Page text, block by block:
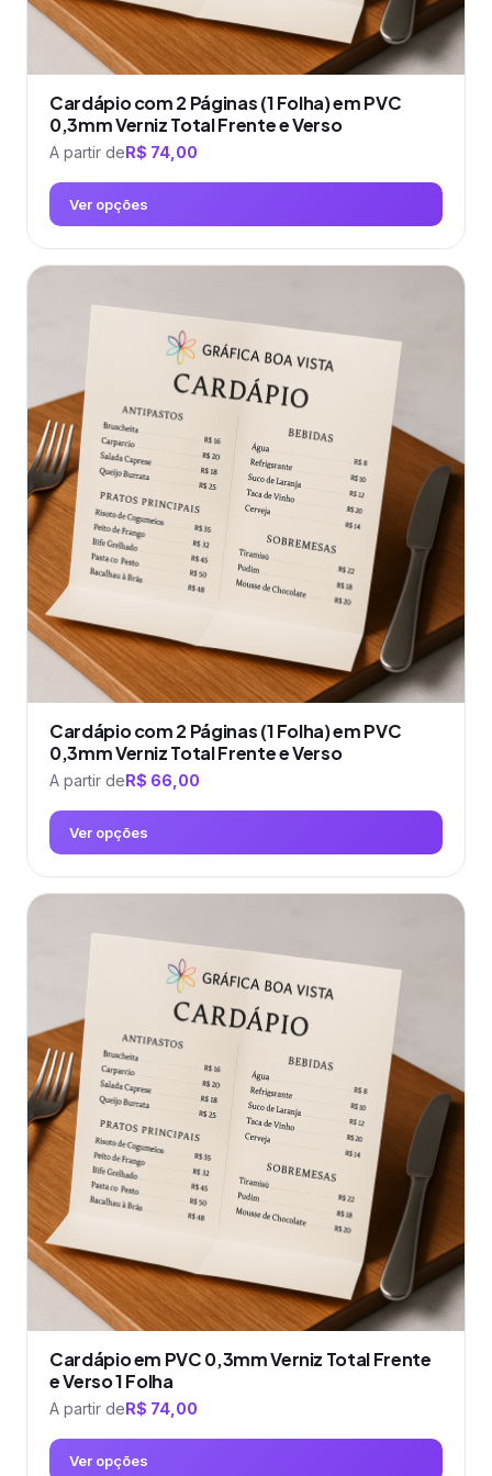
Cardápio com 2 Páginas (1 Folha) em PVC
0,3mm Verniz Total Frente e Verso
A partir deR$ 74,00
Ver opções
Este
produto
As
opções
podem
ser
escolhidas
na
página
do
produto
Cardápio com 2 Páginas (1 Folha) em PVC
0,3mm Verniz Total Frente e Verso
A partir deR$ 66,00
Ver opções
Este
produto
As
opções
podem
ser
escolhidas
na
página
do
produto
Cardápio em PVC 0,3mm Verniz Total Frente
e Verso 1 Folha
A partir deR$ 74,00
Ver opções